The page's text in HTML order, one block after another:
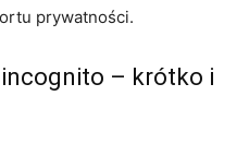
prywatności.
incognito – krótko i